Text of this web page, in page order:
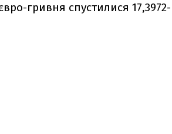
гривня спустилися 17,3972-